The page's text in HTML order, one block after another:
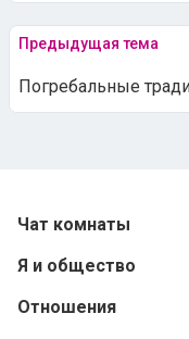
Предыдущая тема
Погребальные
Чат комнаты
Я и общество
Отношения